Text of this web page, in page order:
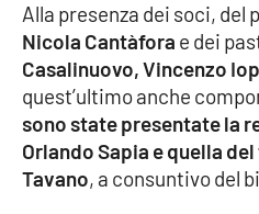
Ambiente
Cronaca
Cultura
Economia e Lavoro
Alla presenza dei soci, del
Nicola Cantàfora e dei
Casalinuovo, Vincenzo
quest’ultimo anche
sono state presentate la
Orlando Sapia e quella
Tavano, a consuntivo del